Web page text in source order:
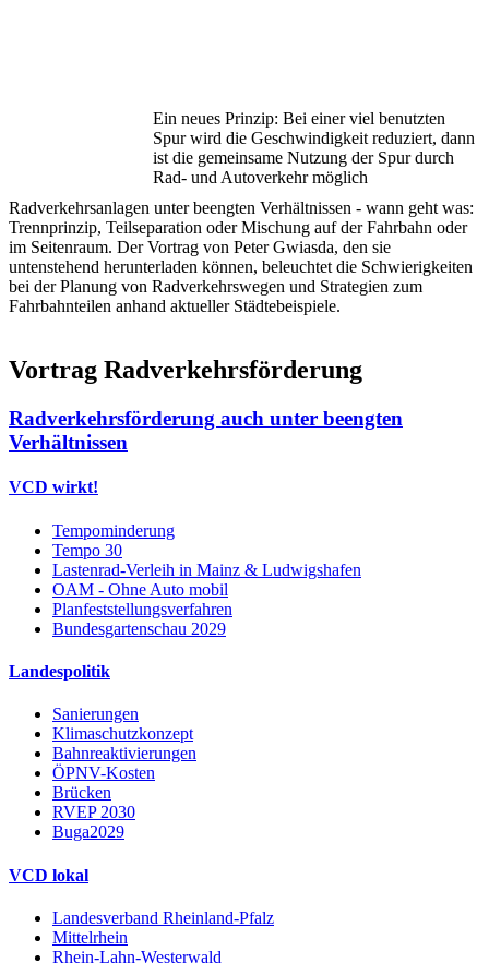
Ein neues Prinzip: Bei einer viel benutzten
Spur wird die Geschwindigkeit reduziert, dann
ist die gemeinsame Nutzung der Spur durch
Rad- und Autoverkehr möglich
Radverkehrsanlagen unter beengten Verhältnissen - wann geht was:
Trennprinzip, Teilseparation oder Mischung auf der Fahrbahn oder
im Seitenraum. Der Vortrag von Peter Gwiasda, den sie
untenstehend herunterladen können, beleuchtet die Schwierigkeiten
bei der Planung von Radverkehrswegen und Strategien zum
Fahrbahnteilen anhand aktueller Städtebeispiele.
Vortrag Radverkehrsförderung
Radverkehrsförderung auch unter beengten
Verhältnissen
VCD wirkt!
Tempominderung
Tempo 30
Lastenrad-Verleih in Mainz & Ludwigshafen
OAM - Ohne Auto mobil
Planfeststellungsverfahren
Bundesgartenschau 2029
Landespolitik
Sanierungen
Klimaschutzkonzept
Bahnreaktivierungen
ÖPNV-Kosten
Brücken
RVEP 2030
Buga2029
VCD lokal
Landesverband Rheinland-Pfalz
Mittelrhein
Rhein-Lahn-Westerwald